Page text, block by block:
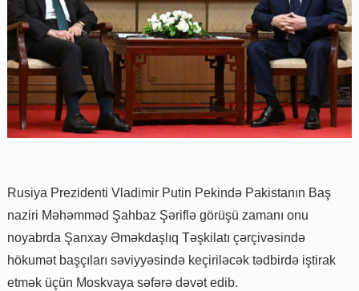
Rusiya Prezidenti Vladimir Putin Pekində Pakistanın Baş
naziri Məhəmməd Şahbaz Şəriflə görüşü zamanı onu
noyabrda Şanxay Əməkdaşlıq Təşkilatı çərçivəsində
hökumət başçıları səviyyəsində keçiriləcək tədbirdə iştirak
etmək üçün Moskvaya səfərə dəvət edib.